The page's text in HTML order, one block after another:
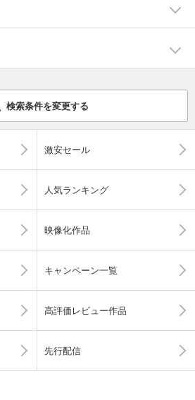
検索条件を変更する
激安セール
人気ランキング
映像化作品
キャンペーン一覧
高評価レビュー作品
先行配信